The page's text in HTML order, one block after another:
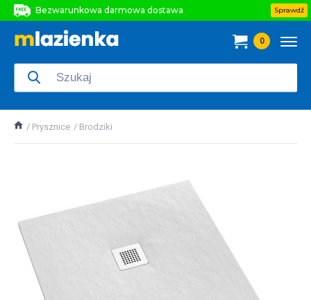
Bezwarunkowa darmowa dostawa
Bezwarunkowa darmowa dostawa
Sprawdź
0
Prysznice Brodziki